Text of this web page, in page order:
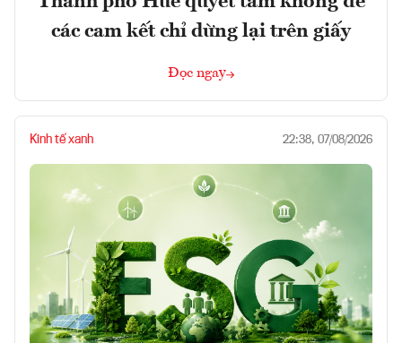
các cam kết chỉ dừng lại trên giấy
Đọc ngay
Kinh tế xanh 22:38, 07/08/2026